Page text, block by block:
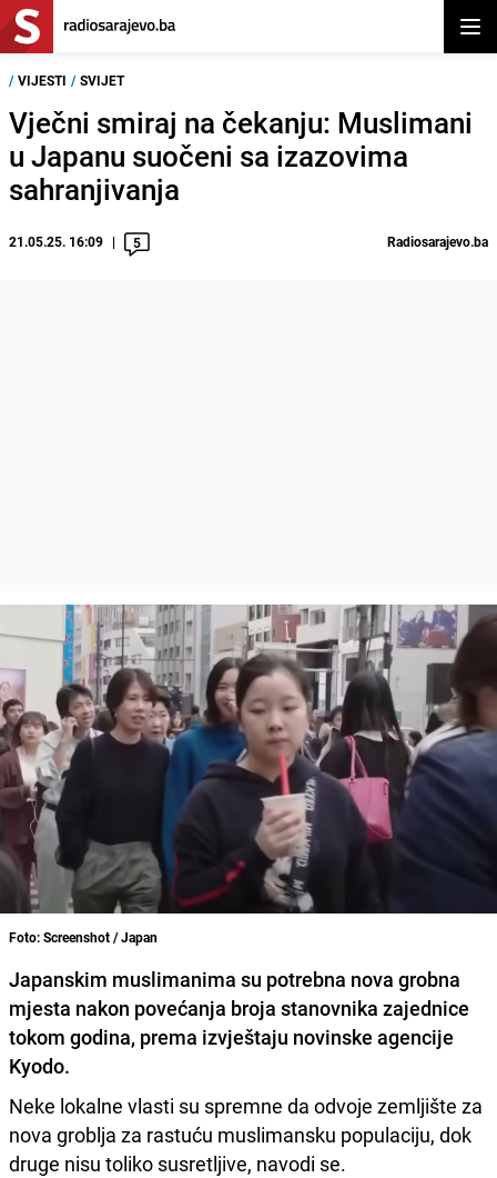
/ VIJESTI / SVIJET
Vječni smiraj na čekanju: Muslimani
u Japanu suočeni sa izazovima
sahranjivanja
21.05.25. 16:09 5 Radiosarajevo.ba
Foto: Screenshot / Japan
Japanskim muslimanima su potrebna nova grobna
mjesta nakon povećanja broja stanovnika zajednice
tokom godina, prema izvještaju novinske agencije
Kyodo.
Neke lokalne vlasti su spremne da odvoje zemljište za
nova groblja za rastuću muslimansku populaciju, dok
druge nisu toliko susretljive, navodi se.